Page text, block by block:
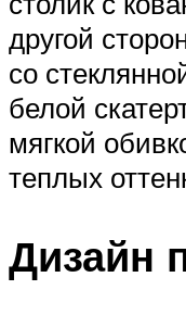
другой
со
белой
мягкой
теплых
Дизайн